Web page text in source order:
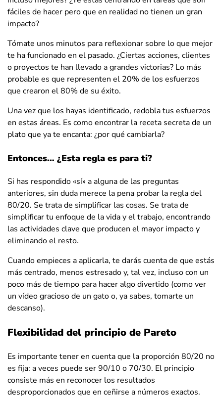
fáciles de hacer pero que en realidad no tienen un gran
impacto?
Tómate unos minutos para reflexionar sobre lo que mejor
te ha funcionado en el pasado. ¿Ciertas acciones, clientes
o proyectos te han llevado a grandes victorias? Lo más
probable es que representen el 20% de los esfuerzos
que crearon el 80% de su éxito.
Una vez que los hayas identificado, redobla tus esfuerzos
en estas áreas. Es como encontrar la receta secreta de un
plato que ya te encanta: ¿por qué cambiarla?
Entonces… ¿Esta regla es para ti?
Si has respondido «sí» a alguna de las preguntas
anteriores, sin duda merece la pena probar la regla del
80/20. Se trata de simplificar las cosas. Se trata de
simplificar tu enfoque de la vida y el trabajo, encontrando
las actividades clave que producen el mayor impacto y
eliminando el resto.
Cuando empieces a aplicarla, te darás cuenta de que estás
más centrado, menos estresado y, tal vez, incluso con un
poco más de tiempo para hacer algo divertido (como ver
un vídeo gracioso de un gato o, ya sabes, tomarte un
descanso).
Flexibilidad del principio de Pareto
Es importante tener en cuenta que la proporción 80/20 no
es fija: a veces puede ser 90/10 o 70/30. El principio
consiste más en reconocer los resultados
desproporcionados que en ceñirse a números exactos.